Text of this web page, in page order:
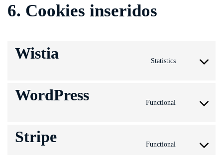
6. Cookies inseridos
Wistia
Statistics
Consent
WordPress
Functional
Consent
wordpress
Stripe
Functional
Consent